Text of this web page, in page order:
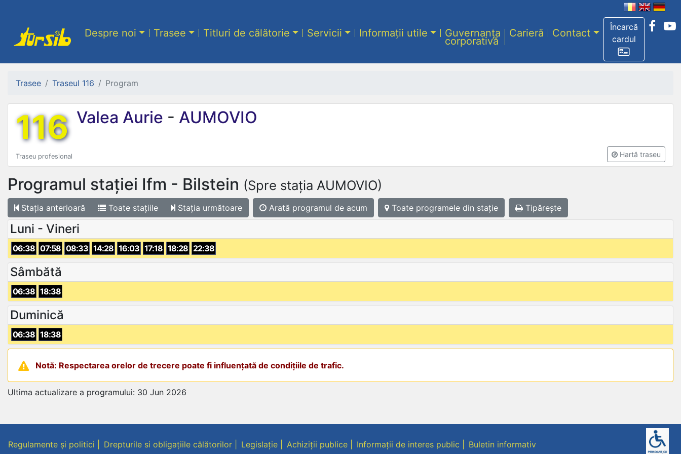
Încarcă
cardul
Despre noi Trasee Titluri de călătorie Servicii Informații utile Guvernanța
corporativă
Carieră Contact
Trasee Traseul 116 Program
116 Valea Aurie - AUMOVIO
Traseu profesional Hartă traseu
Programul stației Ifm - Bilstein (Spre stația AUMOVIO)
Stația anterioară Toate stațiile Stația următoare Arată programul de acum Toate programele din stație Tipărește
Luni - Vineri
06:38 07:58 08:33 14:28 16:03 17:18 18:28 22:38
Sâmbătă
06:38 18:38
Duminică
06:38 18:38
Notă: Respectarea orelor de trecere poate fi influențată de condițiile de trafic.
Ultima actualizare a programului: 30 Jun 2026
Regulamente și politici Drepturile si obligațiile călătorilor Legislație Achiziții publice Informații de interes public Buletin informativ